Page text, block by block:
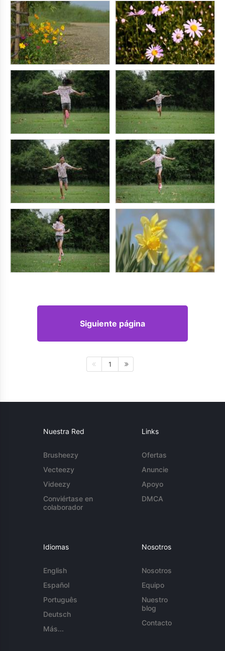
Siguiente página
1
Nuestra Red
Brusheezy
Vecteezy
Videezy
Conviértase en
colaborador
Links
Ofertas
Anuncie
Apoyo
DMCA
Idiomas
English
Español
Português
Deutsch
Más...
Nosotros
Nosotros
Equipo
Nuestro
blog
Contacto